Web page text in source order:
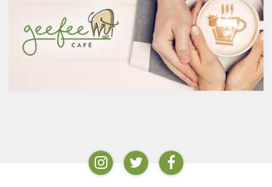
で、蒸留酒は一般的には40度～
50度、最大で90度台のアルコー
ルとなります。以下が主なお酒
の醸造酒と蒸留酒の分類です。
イルスの対策に限らず風邪やイ
ンフルエンザなど、さまざまな
疾患に対して人の体に有益な効
果を与えます。その免疫システ
ムを維持するのに重要な働きを
するのが亜鉛。